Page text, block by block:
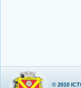
© 2010